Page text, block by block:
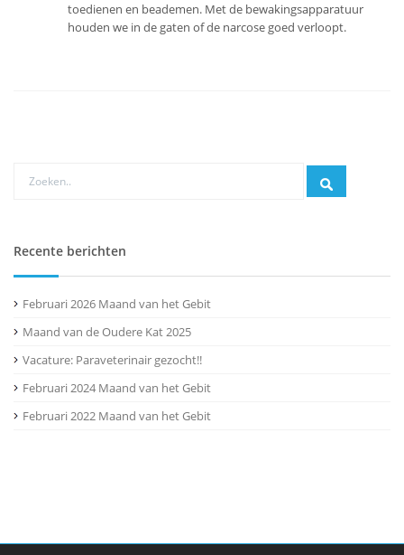
toedienen en beademen. Met de bewakingsapparatuur
houden we in de gaten of de narcose goed verloopt.
Recente berichten
Februari 2026 Maand van het Gebit
Maand van de Oudere Kat 2025
Vacature: Paraveterinair gezocht!!
Februari 2024 Maand van het Gebit
Februari 2022 Maand van het Gebit